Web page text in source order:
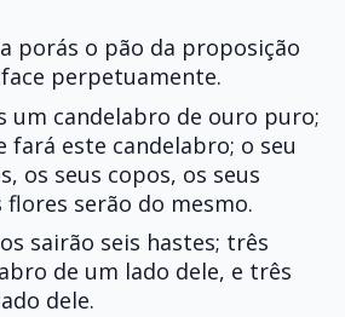
porás o pão da proposição
perpetuamente.
um candelabro de ouro puro;
fará este candelabro; o seu
os seus copos, os seus
flores serão do mesmo.
sairão seis hastes; três
de um lado dele, e três
dele.